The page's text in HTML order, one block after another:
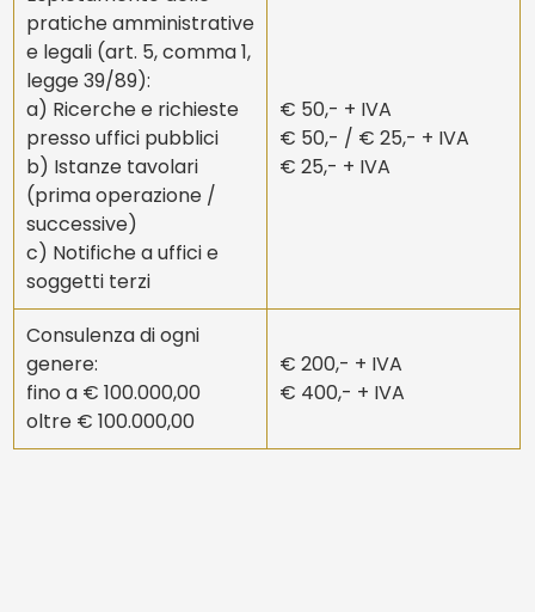
pratiche amministrative
e legali (art. 5, comma 1,
legge 39/89):
a) Ricerche e richieste
presso uffici pubblici
b) Istanze tavolari
(prima operazione /
successive)
c) Notifiche a uffici e
soggetti terzi
€ 50,- + IVA
€ 50,- / € 25,- + IVA
€ 25,- + IVA
Consulenza di ogni
genere:
fino a € 100.000,00
oltre € 100.000,00
€ 200,- + IVA
€ 400,- + IVA